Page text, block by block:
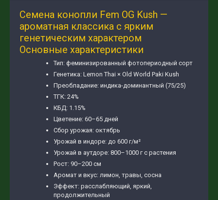
Семена конопли Fem OG Kush —
ароматная классика с ярким
генетическим характером
Основные характеристики
Тип: феминизированный фотопериодный сорт
Генетика: Lemon Thai × Old World Paki Kush
Преобладание: индика-доминантный (75/25)
ТГК: 24%
КБД: 1.15%
Цветение: 60–65 дней
Сбор урожая: октябрь
Урожай в индоре: до 600 г/м²
Урожай в аутдоре: 800–1000 г с растения
Рост: 90–200 см
Аромат и вкус: лимон, травы, сосна
Эффект: расслабляющий, яркий,
продолжительный